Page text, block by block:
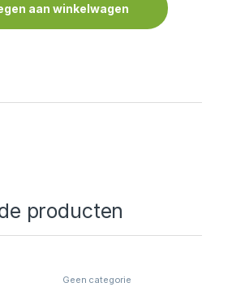
aan winkelwagen
producten
Geen categorie